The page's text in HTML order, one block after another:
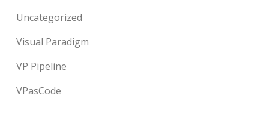
Uncategorized
Visual Paradigm
VP Pipeline
VPasCode